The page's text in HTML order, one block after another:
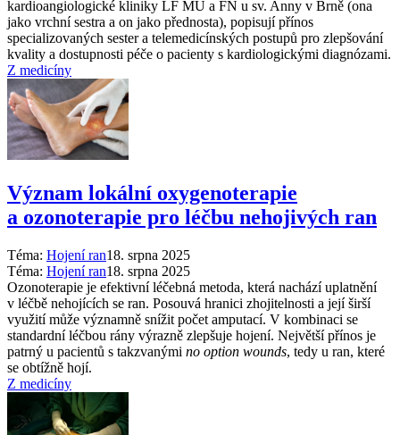
kardioangiologické kliniky LF MU a FN u sv. Anny v Brně (ona
jako vrchní sestra a on jako přednosta), popisují přínos
specializovaných sester a telemedicínských postupů pro zlepšování
kvality a dostupnosti péče o pacienty s kardiologickými diagnózami.
Z medicíny
Význam lokální oxygenoterapie
a ozonoterapie pro léčbu nehojivých ran
Téma: Hojení ran18. srpna 2025
Téma: Hojení ran18. srpna 2025
Ozonoterapie je efektivní léčebná metoda, která nachází uplatnění
v léčbě nehojících se ran. Posouvá hranici zhojitelnosti a její širší
využití může významně snížit počet amputací. V kombinaci se
standardní léčbou rány výrazně zlepšuje hojení. Největší přínos je
patrný u pacientů s takzvanými no option wounds, tedy u ran, které
se obtížně hojí.
Z medicíny